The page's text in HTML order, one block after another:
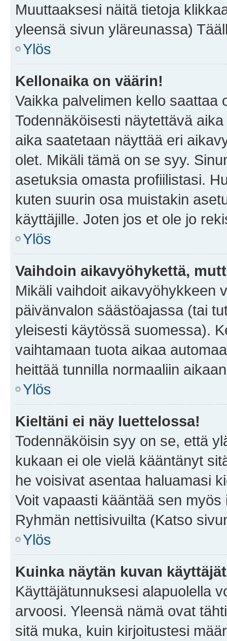
Muuttaaksesi näitä tietoja
yleensä sivun yläreunassa)
Ylös
Kellonaika on väärin!
Vaikka palvelimen kello saattaa
Todennäköisesti näytettävä
aika saatetaan näyttää eri
olet. Mikäli tämä on se syy.
asetuksia omasta profiilistasi.
kuten suurin osa muistakin
käyttäjille. Joten jos et ole jo
Ylös
Vaihdoin aikavyöhykettä,
Mikäli vaihdoit aikavyöhykkeen
päivänvalon säästöajassa (tai
yleisesti käytössä suomessa).
vaihtamaan tuota aikaa
heittää tunnilla normaaliin
Ylös
Kieltäni ei näy luettelossa!
Todennäköisin syy on se, että
kukaan ei ole vielä kääntänyt
he voisivat asentaa haluamasi
Voit vapaasti kääntää sen
Ryhmän nettisivuilta (Katso
Ylös
Kuinka näytän kuvan
Käyttäjätunnuksesi alapuolella
arvoosi. Yleensä nämä ovat
sitä muka, kuin kirjoitustesi